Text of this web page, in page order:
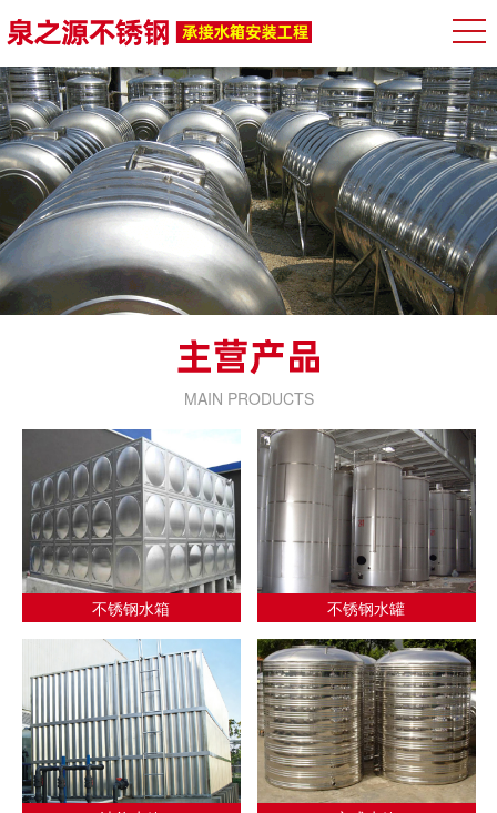
MAIN PRODUCTS
不锈钢水箱 不锈钢水罐